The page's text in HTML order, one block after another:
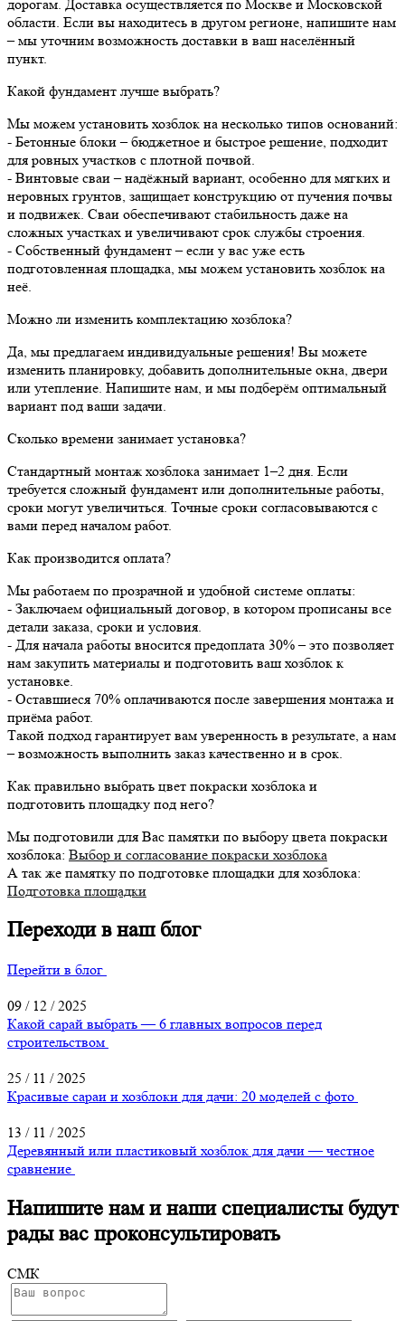
дорогам. Доставка осуществляется по Москве и Московской
области. Если вы находитесь в другом регионе, напишите нам
– мы уточним возможность доставки в ваш населённый
пункт.
Какой фундамент лучше выбрать?
Мы можем установить хозблок на несколько типов оснований:
- Бетонные блоки – бюджетное и быстрое решение, подходит
для ровных участков с плотной почвой.
- Винтовые сваи – надёжный вариант, особенно для мягких и
неровных грунтов, защищает конструкцию от пучения почвы
и подвижек. Сваи обеспечивают стабильность даже на
сложных участках и увеличивают срок службы строения.
- Собственный фундамент – если у вас уже есть
подготовленная площадка, мы можем установить хозблок на
неё.
Можно ли изменить комплектацию хозблока?
Да, мы предлагаем индивидуальные решения! Вы можете
изменить планировку, добавить дополнительные окна, двери
или утепление. Напишите нам, и мы подберём оптимальный
вариант под ваши задачи.
Сколько времени занимает установка?
Стандартный монтаж хозблока занимает 1–2 дня. Если
требуется сложный фундамент или дополнительные работы,
сроки могут увеличиться. Точные сроки согласовываются с
вами перед началом работ.
Как производится оплата?
Мы работаем по прозрачной и удобной системе оплаты:
- Заключаем официальный договор, в котором прописаны все
детали заказа, сроки и условия.
- Для начала работы вносится предоплата 30% – это позволяет
нам закупить материалы и подготовить ваш хозблок к
установке.
- Оставшиеся 70% оплачиваются после завершения монтажа и
приёма работ.
Такой подход гарантирует вам уверенность в результате, а нам
– возможность выполнить заказ качественно и в срок.
Как правильно выбрать цвет покраски хозблока и
подготовить площадку под него?
Мы подготовили для Вас памятки по выбору цвета покраски
хозблока: Выбор и согласование покраски хозблока
А так же памятку по подготовке площадки для хозблока:
Подготовка площадки
Переходи в наш блог
Перейти в блог
09 / 12 / 2025
Какой сарай выбрать — 6 главных вопросов перед
строительством
25 / 11 / 2025
Красивые сараи и хозблоки для дачи: 20 моделей с фото
13 / 11 / 2025
Деревянный или пластиковый хозблок для дачи — честное
сравнение
Напишите нам и наши специалисты будут
рады вас проконсультировать
СМК